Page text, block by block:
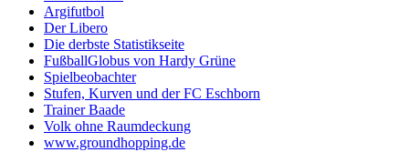
Argifutbol
Der Libero
Die derbste Statistikseite
FußballGlobus von Hardy Grüne
Spielbeobachter
Stufen, Kurven und der FC Eschborn
Trainer Baade
Volk ohne Raumdeckung
www.groundhopping.de